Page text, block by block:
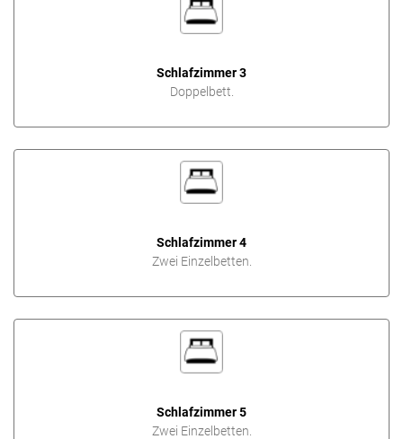
Schlafzimmer 3
Doppelbett.
Schlafzimmer 4
Zwei Einzelbetten.
Schlafzimmer 5
Zwei Einzelbetten.